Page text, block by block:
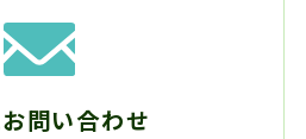
問い合わせ